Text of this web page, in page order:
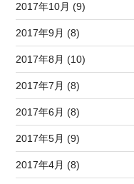
2017年10月 (9)
2017年9月 (8)
2017年8月 (10)
2017年7月 (8)
2017年6月 (8)
2017年5月 (9)
2017年4月 (8)